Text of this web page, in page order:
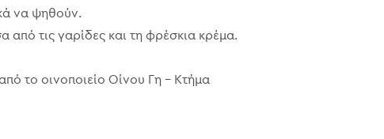
να ψηθούν.
από τις γαρίδες και τη φρέσκια κρέμα.
το οινοποιείο Οίνου Γη – Κτήμα